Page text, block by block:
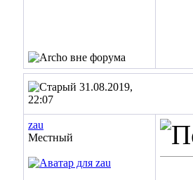
31.08.2019,
22:07
zau
Местный